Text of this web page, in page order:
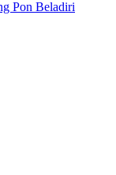
Pon Beladiri